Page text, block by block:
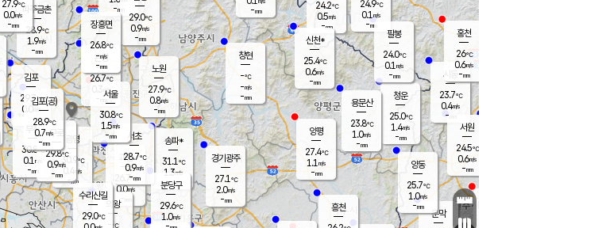
문막
24.2℃
0.5m/s
-mm
-mm
과천
26.7℃
0.0m/s
- mm
24.9℃
0.1 m/s
-mm
청운
25.0℃
1.4m/s
-mm
팔봉
24.0℃
0.1 m/s
-mm
양동
25.7℃
1.0m/s
-mm
경기광주
27.1℃
2.0m/s
-mm
파주금촌
28.9℃
1.9m/s
-mm
-mm
신천*
25.4℃
0.6m/s
-mm
창현
-℃
-m/s
-mm
27.9℃
0.0m/s
-mm
흥천
의왕
- ℃
김포
29.3℃
0.0 m/s
mm
광명
30.9 ℃
0.4 m/s
-mm
부천
30.8℃
0.1 m/s
-mm
구로
29.8℃
0.9m/s
-mm
은평
26.7℃
0.3 m/s
- mm
노원
27.9℃
0.8m/s
-mm
송파*
31.1℃
1.3m/s
-mm
서초
28.7℃
0.9m/s
-mm
29.0℃
0.9m/s
-mm
수리산길
29.0℃
분당구
29.6℃
1.0m/s
장흥면
26.8℃
-m/s
-mm
시동
23.7℃
0.4m/s
- mm
서원
24.5℃
0.6m/s
-mm
용문산
23.8℃
1.0m/s
-mm
김포(공)
28.9℃
0.7m/s
-mm
홍천
26℃
0.6m/s
-mm
양평
27.4℃
1.1 m/s
-mm
서울
30.8℃
1.5m/s
-mm